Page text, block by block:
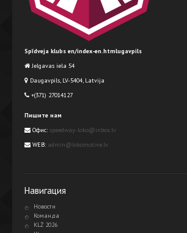
Spīdveja klubs en/index-en.htmlugavpils
Jelgavas iela 54
Daugavpils, LV-5404, Latvija
+(371) 27014127
Пишите нам
Офис: speedway-loko@inbox.lv
WEB: admin@lokomotive.lv
Навигация
Новости
Команда
KLŻ 2026